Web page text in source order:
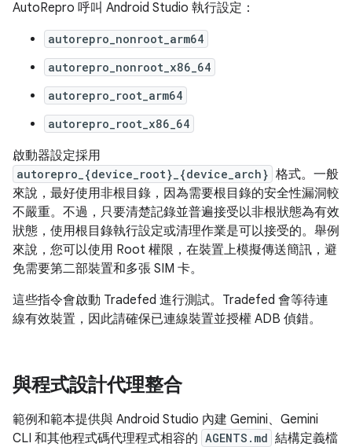
AutoRepro 呼叫 Android Studio 執行設定：
autorepro_nonroot_arm64
autorepro_nonroot_x86_64
autorepro_root_arm64
autorepro_root_x86_64
啟動器設定採用
autorepro_{device_root}_{device_arch} 格式。一般
來說，最好使用非根目錄，因為需要根目錄的安全性漏洞較
不嚴重。不過，只要清楚記錄並普遍接受以非根狀態為有效
狀態，使用根目錄執行設定或清理作業是可以接受的。舉例
來說，您可以使用 Root 權限，在裝置上模擬傳送簡訊，避
免需要第二部裝置和多張 SIM 卡。
這些指令會啟動 Tradefed 進行測試。Tradefed 會等待連
線有效裝置，因此請確保已連線裝置並授權 ADB 偵錯。
與程式設計代理整合
範例和範本提供與 Android Studio 內建 Gemini、Gemini
CLI 和其他程式碼代理程式相容的 AGENTS.md 結構定義檔